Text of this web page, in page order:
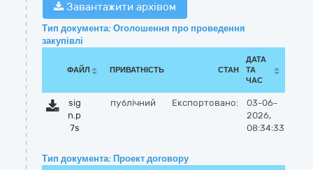
Завантажити архівом
Тип документа: Оголошення про проведення
закупівлі
ФАЙЛ ПРИВАТНІСТЬ СТАН
ДАТА
ТА
ЧАС
sig
n.p
7s
публічний Експортовано:
03-06-
2026,
08:34:33
Тип документа: Проект договору